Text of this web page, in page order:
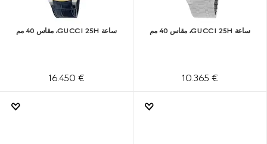
ساعة GUCCI 25H، مقاس 40 مم
€ 10.365
ساعة GUCCI 25H، مقاس 40 مم
€ 16.450